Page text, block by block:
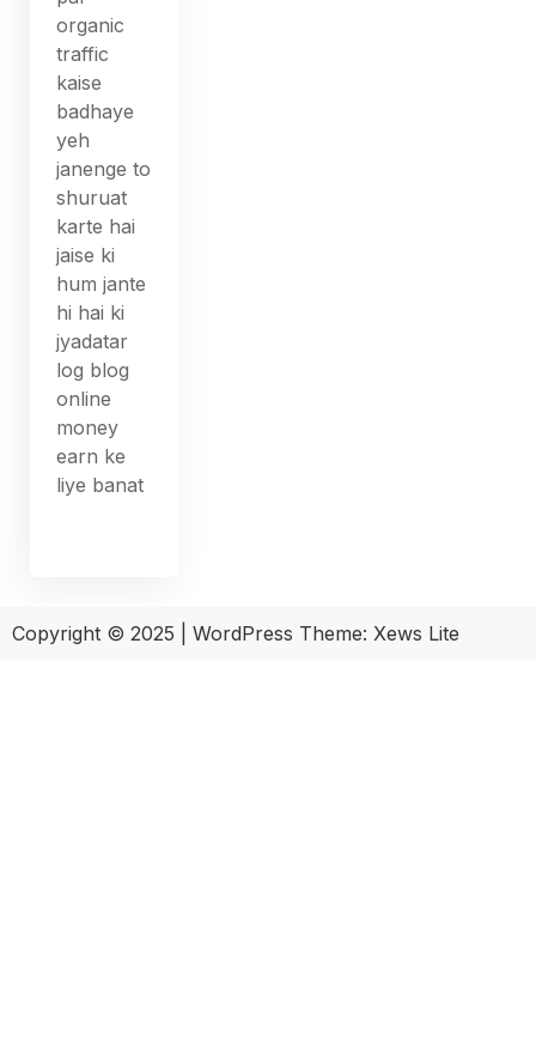
organic
traffic
kaise
badhaye
yeh
janenge to
shuruat
karte hai
jaise ki
hum jante
hi hai ki
jyadatar
log blog
online
money
earn ke
liye banat
Copyright © 2025 WordPress Theme: Xews Lite